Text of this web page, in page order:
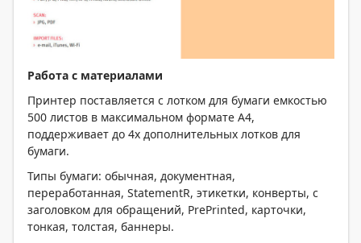
Работа с материалами
Принтер поставляется с лотком для бумаги емкостью
500 листов в максимальном формате А4,
поддерживает до 4х дополнительных лотков для
бумаги.
Типы бумаги: обычная, документная,
переработанная, StatementR, этикетки, конверты, с
заголовком для обращений, PrePrinted, карточки,
тонкая, толстая, баннеры.